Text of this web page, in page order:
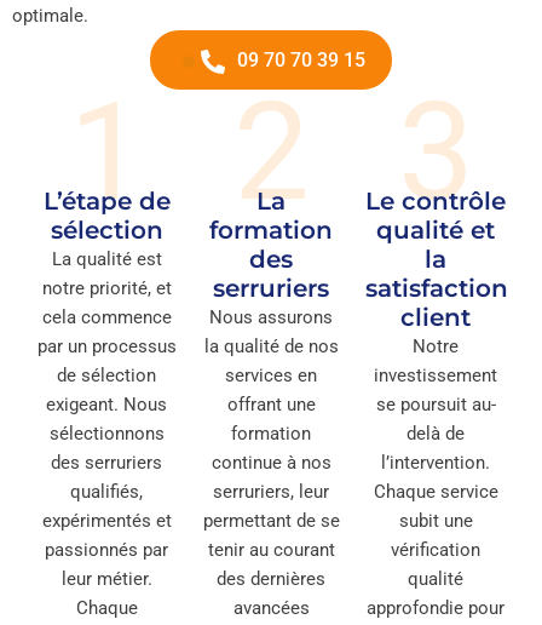
optimale.
09 70 70 39 15
1
L’étape de
sélection
La qualité est
notre priorité, et
cela commence
par un processus
de sélection
exigeant. Nous
sélectionnons
des serruriers
qualifiés,
expérimentés et
passionnés par
leur métier.
Chaque
2
La
formation
des
serruriers
Nous assurons
la qualité de nos
services en
offrant une
formation
continue à nos
serruriers, leur
permettant de se
tenir au courant
des dernières
avancées
3
Le contrôle
qualité et
la
satisfaction
client
Notre
investissement
se poursuit au-
delà de
l’intervention.
Chaque service
subit une
vérification
qualité
approfondie pour